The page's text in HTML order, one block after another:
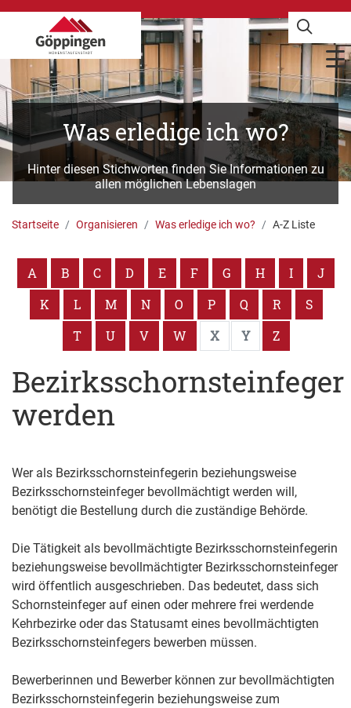
Was erledige ich wo?
Hinter diesen Stichworten finden Sie Informationen zu
allen möglichen Lebenslagen
Startseite Organisieren Was erledige ich wo? A-Z Liste
A B C D E F G H I
J
K
L M N O P Q R
S
T
U V W X Y Z
Bezirksschornsteinfeger
werden
Wer als Bezirksschornsteinfegerin beziehungsweise
Bezirksschornsteinfeger bevollmächtigt werden will,
benötigt die Bestellung durch die zuständige Behörde.
Die Tätigkeit als bevollmächtigte Bezirksschornsteinfegerin
beziehungsweise bevollmächtigter Bezirksschornsteinfeger
wird öffentlich ausgeschrieben. Das bedeutet, dass sich
Schornsteinfeger auf einen oder mehrere frei werdende
Kehrbezirke oder das Statusamt eines bevollmächtigten
Bezirksschornsteinfegers bewerben müssen.
Bewerberinnen und Bewerber können zur bevollmächtigten
Bezirksschornsteinfegerin beziehungsweise zum